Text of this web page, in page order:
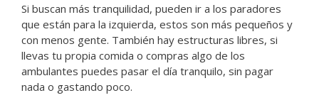
Si buscan más tranquilidad, pueden ir a los paradores
que están para la izquierda, estos son más pequeños y
con menos gente. También hay estructuras libres, si
llevas tu propia comida o compras algo de los
ambulantes puedes pasar el día tranquilo, sin pagar
nada o gastando poco.